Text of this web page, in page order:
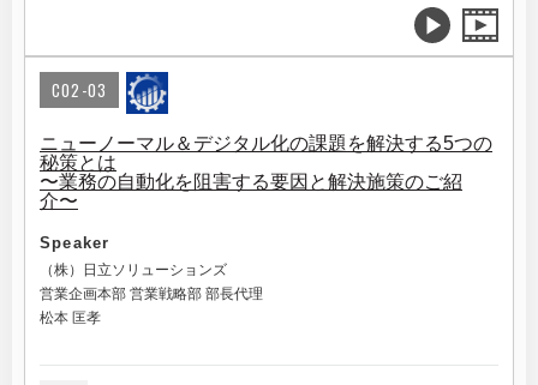
C02-03
ニューノーマル＆デジタル化の課題を解決する5つの
秘策とは
〜業務の自動化を阻害する要因と解決施策のご紹
介〜
Speaker
（株）日立ソリューションズ
営業企画本部 営業戦略部 部長代理
松本 匡孝